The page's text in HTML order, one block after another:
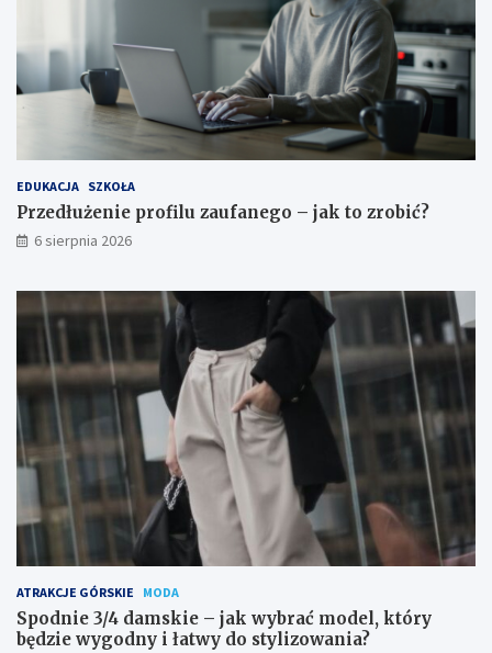
EDUKACJA SZKOŁA
Przedłużenie profilu zaufanego – jak to zrobić?
6 sierpnia 2026
ATRAKCJE GÓRSKIE MODA
Spodnie 3/4 damskie – jak wybrać model, który
będzie wygodny i łatwy do stylizowania?